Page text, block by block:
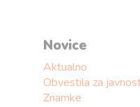
Novice
Aktualno
Obvestila za
Znamke